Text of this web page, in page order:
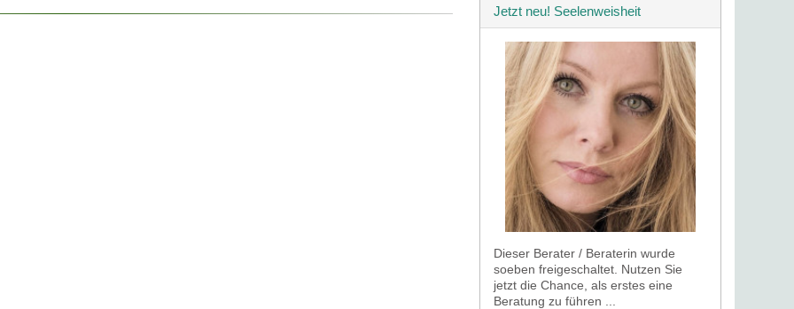
Jetzt neu! Seelenweisheit
Dieser Berater / Beraterin wurde
soeben freigeschaltet. Nutzen Sie
jetzt die Chance, als erstes eine
Beratung zu führen ...